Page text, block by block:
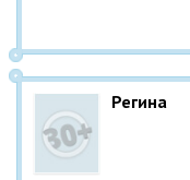
Регина